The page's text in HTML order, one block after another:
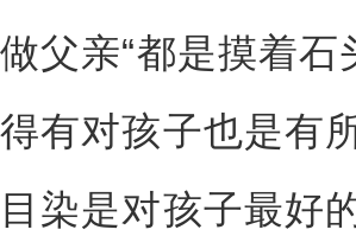
做父亲“都是摸着
得有对孩子也是有
目染是对孩子最好